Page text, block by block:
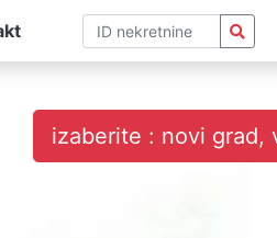
izaberite : novi grad,